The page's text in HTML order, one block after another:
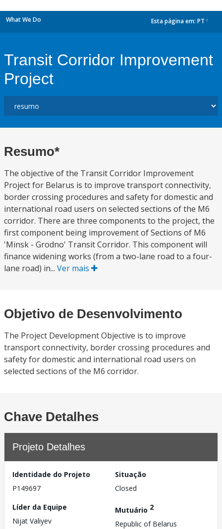
What We Do Esta página em: PT
Transit Corridor Improvement
Project
Resumo*
The objective of the Transit Corridor Improvement
Project for Belarus is to improve transport connectivity,
border crossing procedures and safety for domestic and
international road users on selected sections of the M6
corridor. There are three components to the project, the
first component being improvement of Sections of M6
'Minsk - Grodno' Transit Corridor. This component will
finance widening works (from a two-lane road to a four-
lane road) in... Ver mais
Objetivo de Desenvolvimento
The Project Development Objective is to improve
transport connectivity, border crossing procedures and
safety for domestic and international road users on
selected sections of the M6 corridor.
Chave Detalhes
Projeto Detalhes
Identidade do Projeto
P149697
Situação
Closed
Líder da Equipe
Nijat Valiyev
Mutuário 2
Republic of Belarus